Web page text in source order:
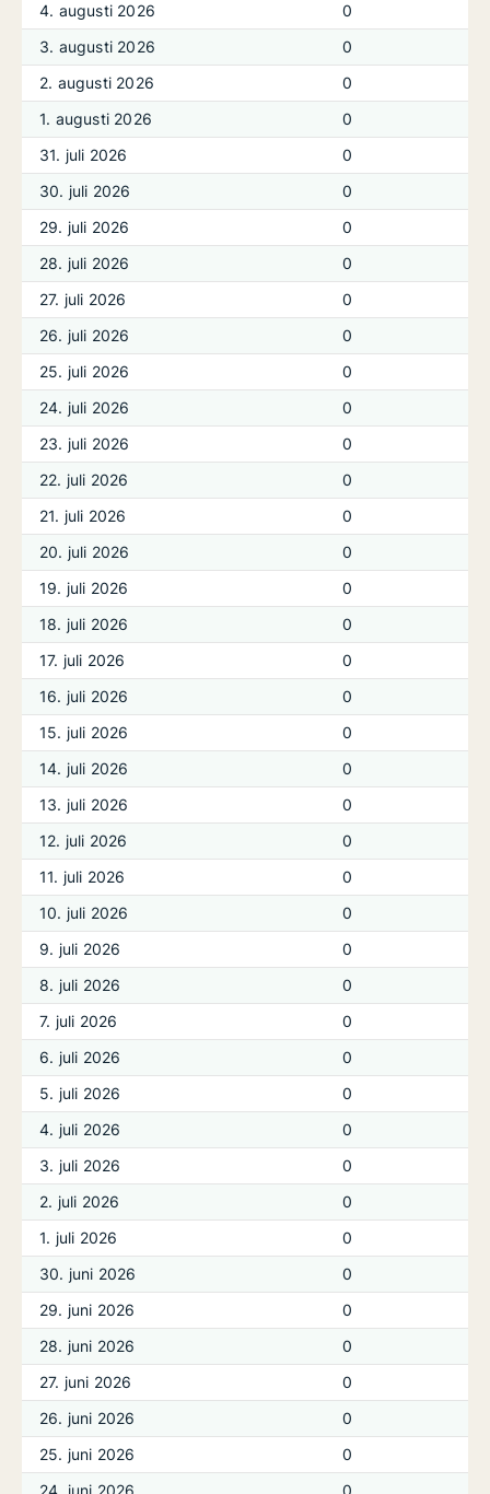
4. augusti 2026
0
3. augusti 2026
0
2. augusti 2026
0
1. augusti 2026
0
31. juli 2026
0
30. juli 2026
0
29. juli 2026
0
28. juli 2026
0
27. juli 2026
0
26. juli 2026
0
25. juli 2026
0
24. juli 2026
0
23. juli 2026
0
22. juli 2026
0
21. juli 2026
0
20. juli 2026
0
19. juli 2026
0
18. juli 2026
0
17. juli 2026
0
16. juli 2026
0
15. juli 2026
0
14. juli 2026
0
13. juli 2026
0
12. juli 2026
0
11. juli 2026
0
10. juli 2026
0
9. juli 2026
0
8. juli 2026
0
7. juli 2026
0
6. juli 2026
0
5. juli 2026
0
4. juli 2026
0
3. juli 2026
0
2. juli 2026
0
1. juli 2026
0
30. juni 2026
0
29. juni 2026
0
28. juni 2026
0
27. juni 2026
0
26. juni 2026
0
25. juni 2026
0
24. juni 2026
0